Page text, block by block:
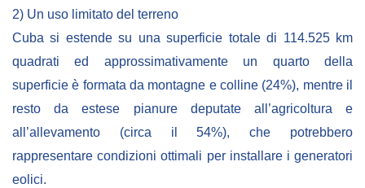
2) Un uso limitato del terreno
Cuba si estende su una superficie totale di 114.525 km
quadrati ed approssimativamente un quarto della
superficie è formata da montagne e colline (24%), mentre il
resto da estese pianure deputate all’agricoltura e
all’allevamento (circa il 54%), che potrebbero
rappresentare condizioni ottimali per installare i generatori
eolici.